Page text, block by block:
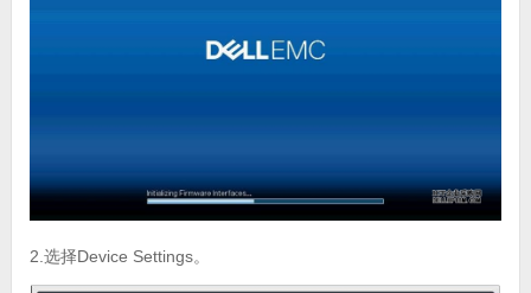
2.选择Device Settings。